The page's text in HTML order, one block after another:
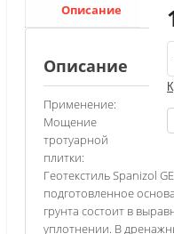
Описание
Описание
Применение:
Мощение
тротуарной
плитки:
Геотекстиль Spanizol
подготовленное
грунта состоит в
уплотнении. В